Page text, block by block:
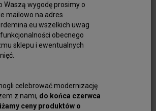
Waszą wygodę prosimy o
mailowo na adres
wszelkich uwag
obecnego
sklepu i ewentualnych
celebrować modernizację
z nami, do końca czerwca
ceny produktów o
zawieszki z
– amulet Twoich
naturalne wybierane są od
unikalne piękno, ale także energetyczne
Zawieszki z kamieniami
korzystać z zalet minerałów na